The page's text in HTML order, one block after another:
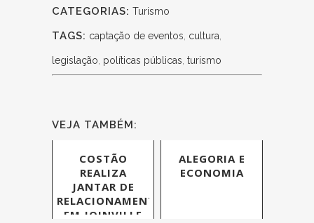
CATEGORIAS: Turismo
TAGS: captação de eventos, cultura,
legislação, políticas públicas, turismo
VEJA TAMBÉM:
COSTÃO
REALIZA
JANTAR DE
RELACIONAMENTO
EM JOINVILLE
ALEGORIA E
ECONOMIA